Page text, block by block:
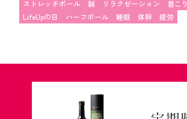
ストレッチポール
鍼 リラクゼーション 首こり
LifeUpの日
ハーフポール 睡眠 体幹 疲労